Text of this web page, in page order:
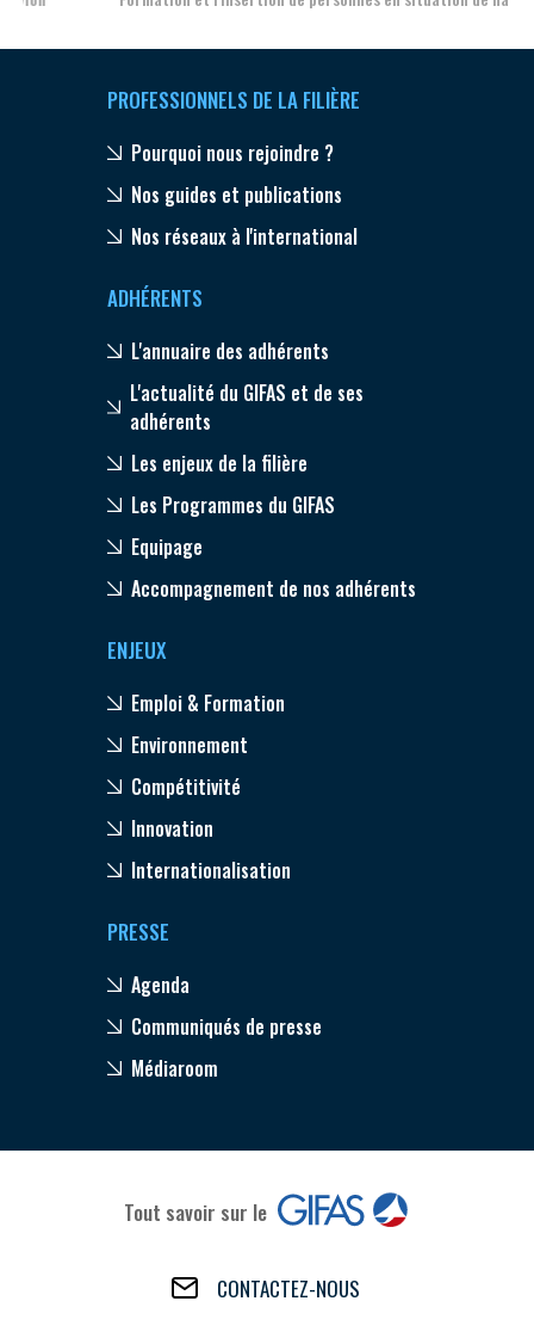
PROFESSIONNELS DE LA FILIÈRE
Pourquoi nous rejoindre ?
Nos guides et publications
Nos réseaux à l'international
ADHÉRENTS
L'annuaire des adhérents
L'actualité du GIFAS et de ses
adhérents
Les enjeux de la filière
Les Programmes du GIFAS
Equipage
Accompagnement de nos adhérents
ENJEUX
Emploi & Formation
Environnement
Compétitivité
Innovation
Internationalisation
PRESSE
Agenda
Communiqués de presse
Médiaroom
Tout savoir sur le
CONTACTEZ-NOUS